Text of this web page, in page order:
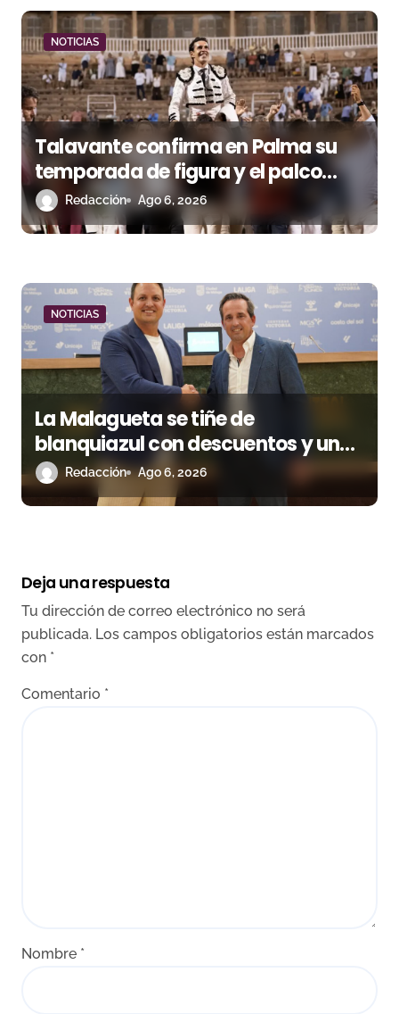
d
a
s
NOTICIAS
Talavante confirma en Palma su
temporada de figura y el palco
niega el premio a Roca Rey
Redacción Ago 6, 2026
NOTICIAS
La Malagueta se tiñe de
blanquiazul con descuentos y una
corrida homenaje al Málaga CF
Redacción Ago 6, 2026
Deja una respuesta
Tu dirección de correo electrónico no será
publicada. Los campos obligatorios están marcados
con *
Comentario *
Nombre *